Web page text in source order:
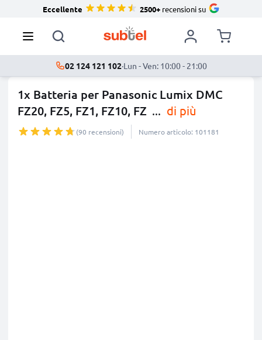
Eccellente 2500+recensioni su
02 124 121 102·Lun - Ven: 10:00 - 21:00
1x Batteria per Panasonic Lumix DMC
FZ20, FZ5, FZ1, FZ10, FZ ... di più
(90 recensioni) Numero articolo: 101181